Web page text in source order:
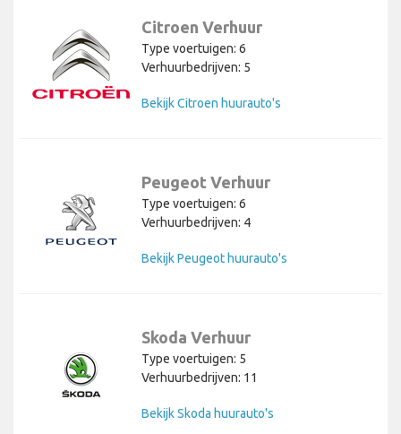
Citroen Verhuur
Type voertuigen: 6
Verhuurbedrijven: 5
Bekijk Citroen huurauto's
Peugeot Verhuur
Type voertuigen: 6
Verhuurbedrijven: 4
Bekijk Peugeot huurauto's
Skoda Verhuur
Type voertuigen: 5
Verhuurbedrijven: 11
Bekijk Skoda huurauto's